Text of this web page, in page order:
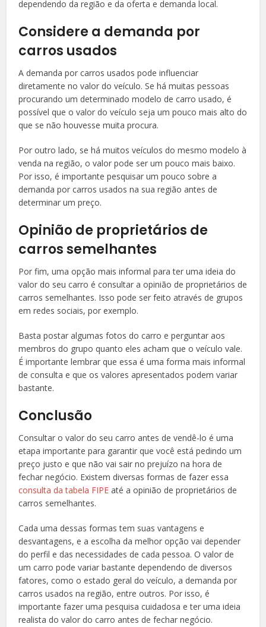
dependendo da região e da oferta e demanda local.
Considere a demanda por
carros usados
A demanda por carros usados pode influenciar
diretamente no valor do veículo. Se há muitas pessoas
procurando um determinado modelo de carro usado, é
possível que o valor do veículo seja um pouco mais alto do
que se não houvesse muita procura.
Por outro lado, se há muitos veículos do mesmo modelo à
venda na região, o valor pode ser um pouco mais baixo.
Por isso, é importante pesquisar um pouco sobre a
demanda por carros usados na sua região antes de
determinar um preço.
Opinião de proprietários de
carros semelhantes
Por fim, uma opção mais informal para ter uma ideia do
valor do seu carro é consultar a opinião de proprietários de
carros semelhantes. Isso pode ser feito através de grupos
em redes sociais, por exemplo.
Basta postar algumas fotos do carro e perguntar aos
membros do grupo quanto eles acham que o veículo vale.
É importante lembrar que essa é uma forma mais informal
de consulta e que os valores apresentados podem variar
bastante.
Conclusão
Consultar o valor do seu carro antes de vendê-lo é uma
etapa importante para garantir que você está pedindo um
preço justo e que não vai sair no prejuízo na hora de
fechar negócio. Existem diversas formas de fazer essa
consulta da tabela FIPE até a opinião de proprietários de
carros semelhantes.
Cada uma dessas formas tem suas vantagens e
desvantagens, e a escolha da melhor opção vai depender
do perfil e das necessidades de cada pessoa. O valor de
um carro pode variar bastante dependendo de diversos
fatores, como o estado geral do veículo, a demanda por
carros usados na região, entre outros. Por isso, é
importante fazer uma pesquisa cuidadosa e ter uma ideia
realista do valor do carro antes de fechar negócio.